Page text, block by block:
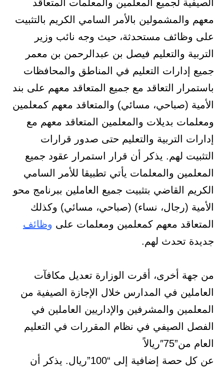
الصيفية لجميع المعلمين والمعلمات المتعاقد
معهم والمشمولين بالأمر السامي الكريم بالتثبيت
على وظائف مستحدثة، حيث وجه نائب وزير
التربية والتعليم فيصل بن عبدالرحمن بن معمر
جميع إدارات التعليم في المناطق والمحافظات
باستمرار التعاقد مع جميع المتعاقد معهم على بند
الأمية (صباحي، مسائي) والمتعاقد معهم كمعلمين
ومعلمات بديلات والمعلمين المتعاقد معهم مع
إدارات التربية والتعليم حتى صدور قرارات
التثبيت لهم. يذكر أن قرار استمرار عقود جميع
المعلمين والمعلمات يأتي تطبيقا للأمر السامي
الكريم القاضي بتثبيت جميع العاملين ببرنامج محو
الأمية (رجال، نساء) (صباحي، مسائي) وكذلك
المتعاقد معهم كمعلمين ومعلمات على وظائف
جديدة تحدث لهم.
من جهة أخرى، أقرت الوزارة تعديل مكافآت
العاملين في المدارس خلال الإجازة الصيفية من
المعلمين والمشرفين والإداريين العاملين في
الفصل الصيفي في نظام المقررات في التعليم
العام من”75″ريالاً
عن كل حصة إضافية إلى “100”ريال. يذكر أن